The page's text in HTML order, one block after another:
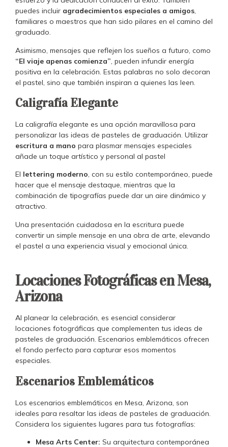
puedes incluir agradecimientos especiales a amigos,
familiares o maestros que han sido pilares en el camino del
graduado.
Asimismo, mensajes que reflejen los sueños a futuro, como
“El viaje apenas comienza”, pueden infundir energía
positiva en la celebración. Estas palabras no solo decoran
el pastel, sino que también inspiran a quienes las leen.
Caligrafía Elegante
La caligrafía elegante es una opción maravillosa para
personalizar las ideas de pasteles de graduación. Utilizar
escritura a mano para plasmar mensajes especiales
añade un toque artístico y personal al pastel
El lettering moderno, con su estilo contemporáneo, puede
hacer que el mensaje destaque, mientras que la
combinación de tipografías puede dar un aire dinámico y
atractivo.
Una presentación cuidadosa en la escritura puede
convertir un simple mensaje en una obra de arte, elevando
el pastel a una experiencia visual y emocional única.
Locaciones Fotográficas en Mesa,
Arizona
Al planear la celebración, es esencial considerar
locaciones fotográficas que complementen tus ideas de
pasteles de graduación. Escenarios emblemáticos ofrecen
el fondo perfecto para capturar esos momentos
especiales.
Escenarios Emblemáticos
Los escenarios emblemáticos en Mesa, Arizona, son
ideales para resaltar las ideas de pasteles de graduación.
Considera los siguientes lugares para tus fotografías:
Mesa Arts Center: Su arquitectura contemporánea